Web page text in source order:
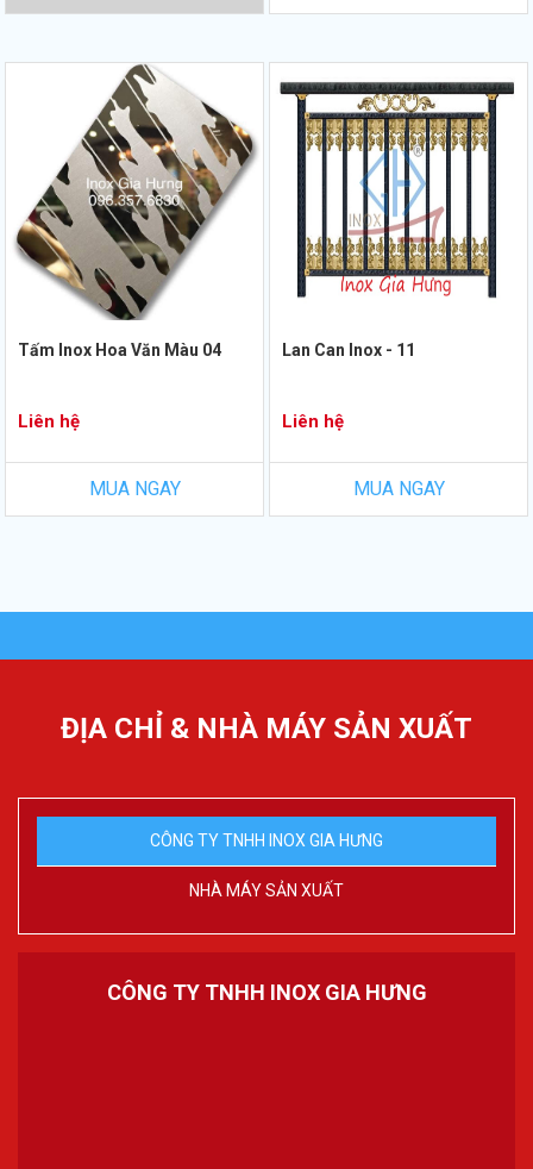
Tấm Inox Hoa Văn Màu 04
Liên hệ
MUA NGAY
Lan Can Inox - 11
Liên hệ
MUA NGAY
ĐỊA CHỈ & NHÀ MÁY SẢN XUẤT
CÔNG TY TNHH INOX GIA HƯNG
NHÀ MÁY SẢN XUẤT
CÔNG TY TNHH INOX GIA HƯNG